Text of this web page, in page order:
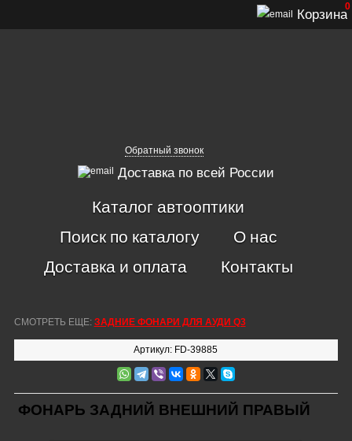
Обратный звонок
Доставка по всей России
Корзина
0
Каталог автооптики
Поиск по каталогу
О нас
Доставка и оплата
Контакты
СМОТРЕТЬ ЕЩЕ: ЗАДНИЕ ФОНАРИ ДЛЯ АУДИ Q3
Артикул: FD-39885
ФОНАРЬ ЗАДНИЙ ВНЕШНИЙ ПРАВЫЙ